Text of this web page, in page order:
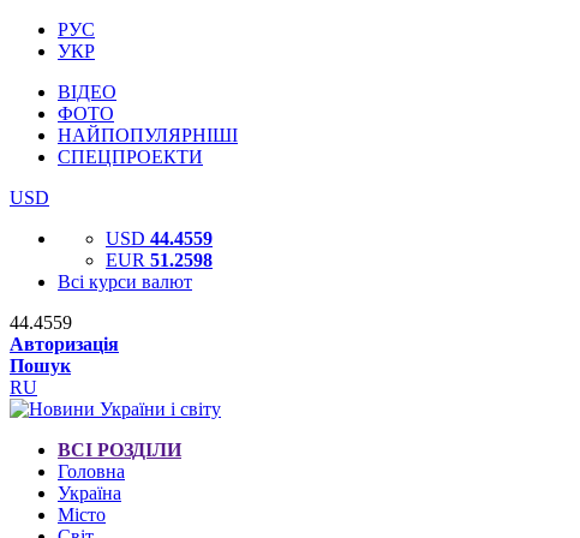
РУС
УКР
ВІДЕО
ФОТО
НАЙПОПУЛЯРНІШІ
СПЕЦПРОЕКТИ
USD
USD 44.4559
EUR 51.2598
Всі курси валют
44.4559
Авторизація
Пошук
RU
ВСІ РОЗДІЛИ
Головна
Україна
Місто